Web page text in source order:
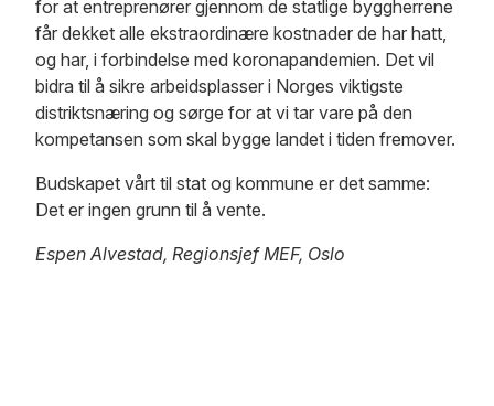
for at entreprenører gjennom de statlige byggherrene
får dekket alle ekstraordinære kostnader de har hatt,
og har, i forbindelse med koronapandemien. Det vil
bidra til å sikre arbeidsplasser i Norges viktigste
distriktsnæring og sørge for at vi tar vare på den
kompetansen som skal bygge landet i tiden fremover.
Budskapet vårt til stat og kommune er det samme:
Det er ingen grunn til å vente.
Espen Alvestad, Regionsjef MEF, Oslo